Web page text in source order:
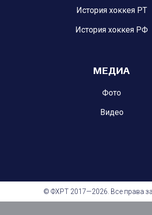
История хоккея РТ
История хоккея РФ
МЕДИА
Фото
Видео
© ФХРТ 2017—2026. Все права